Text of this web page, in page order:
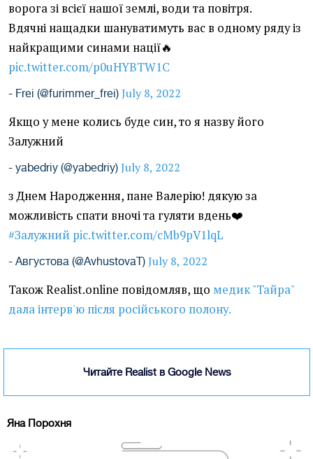
ворога зі всієї нашої землі, води та повітря.
Вдячні нащадки шануватимуть вас в одному ряду із
найкращими синами нації🔥
pic.twitter.com/p0uHYBTW1C
- Frei (@furimmer_frei) July 8, 2022
Якщо у мене колись буде син, то я назву його
Залужний
- yabedriy (@yabedriy) July 8, 2022
з Днем Народження, пане Валерію! дякую за
можливість спати вночі та гуляти вдень❤️
#Залужний pic.twitter.com/cMb9pV1lqL
- Августова (@AvhustovaT) July 8, 2022
Також Realist.online повідомляв, що медик "Тайра"
дала інтерв'ю після російського полону.
Читайте Realist в Google News
Яна Порохня